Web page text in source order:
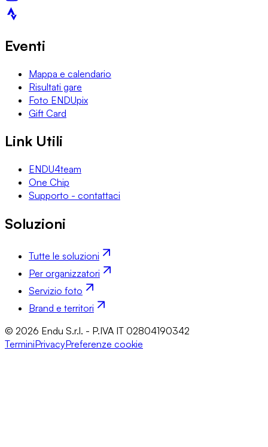
Eventi
Mappa e calendario
Risultati gare
Foto ENDUpix
Gift Card
Link Utili
ENDU4team
One Chip
Supporto - contattaci
Soluzioni
Tutte le soluzioni
Per organizzatori
Servizio foto
Brand e territori
© 2026 Endu S.r.l. - P.IVA IT 02804190342
TerminiPrivacyPreferenze cookie